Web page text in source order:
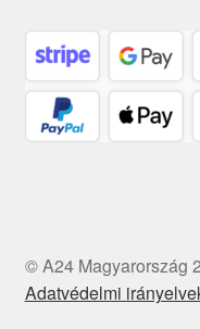
© A24 Magyarország
Adatvédelmi